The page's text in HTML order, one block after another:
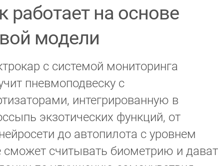
на основе
модели
с системой мониторинга
пневмоподвеску с
интегрированную в
экзотических функций, от
до автопилота с уровнем
считывать биометрию и